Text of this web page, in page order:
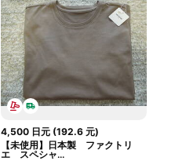
4,500 日元 (192.6 元)
【未使用】日本製 ファクトリ
エ スペシャ...